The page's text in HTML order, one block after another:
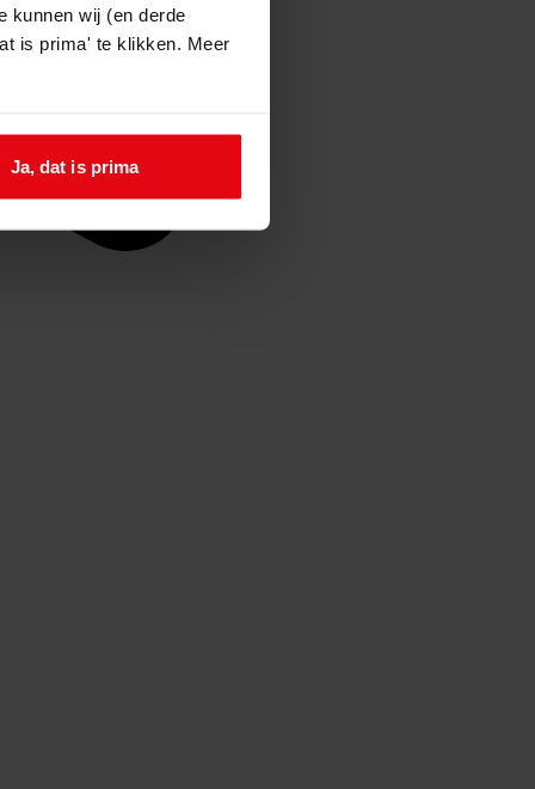
kunnen wij (en derde
is prima' te klikken. Meer
Ja, dat is prima